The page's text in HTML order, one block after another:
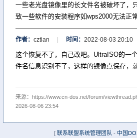
一些老光盘镜像里的长文件名被破坏了，
致一些软件的安装程序如wps2000无法正
作者： cztian 时间： 2022-08-03 20:10
这个恢复不了，自己改吧。UltraISO的一
件名信息识别不了，这样的镜像点保存，
来源：https://www.cn-dos.net/forum/
2026-08-06 23:54
[ 联系联盟系统管理团队 - 中国